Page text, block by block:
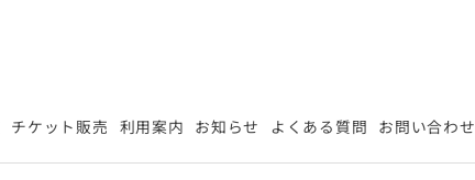
チケット販売 利用案内 お知らせ よくある質問 お問い合わせ